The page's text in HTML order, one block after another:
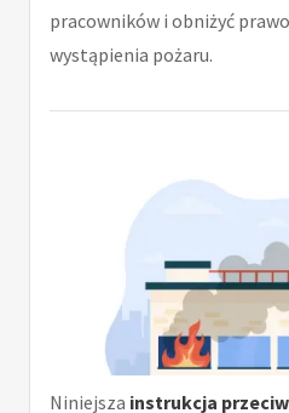
pracowników i obniżyć
wystąpienia pożaru.
Niniejsza instrukcja